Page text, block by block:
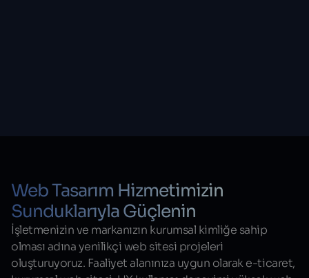
Web Tasarım Hizmetimizin
Sunduklarıyla Güçlenin
İşletmenizin ve markanızın kurumsal kimliğe sahip
olması adına yenilikçi web sitesi projeleri
oluşturuyoruz. Faaliyet alanınıza uygun olarak e-ticaret,